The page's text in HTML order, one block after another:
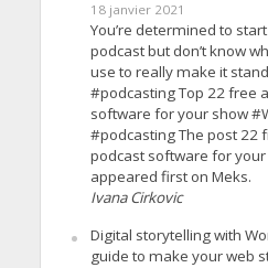
18 janvier 2021
You’re determined to
podcast but don’t know
use to really make it
#podcasting Top 22 free
software for your show
#podcasting The post 22
podcast software for
appeared first on Meks.
Ivana Cirkovic
Digital storytelling with
guide to make your web